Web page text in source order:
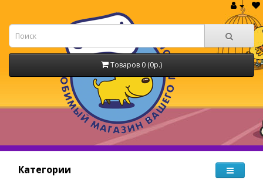
Товаров 0 (0р.)
Категории